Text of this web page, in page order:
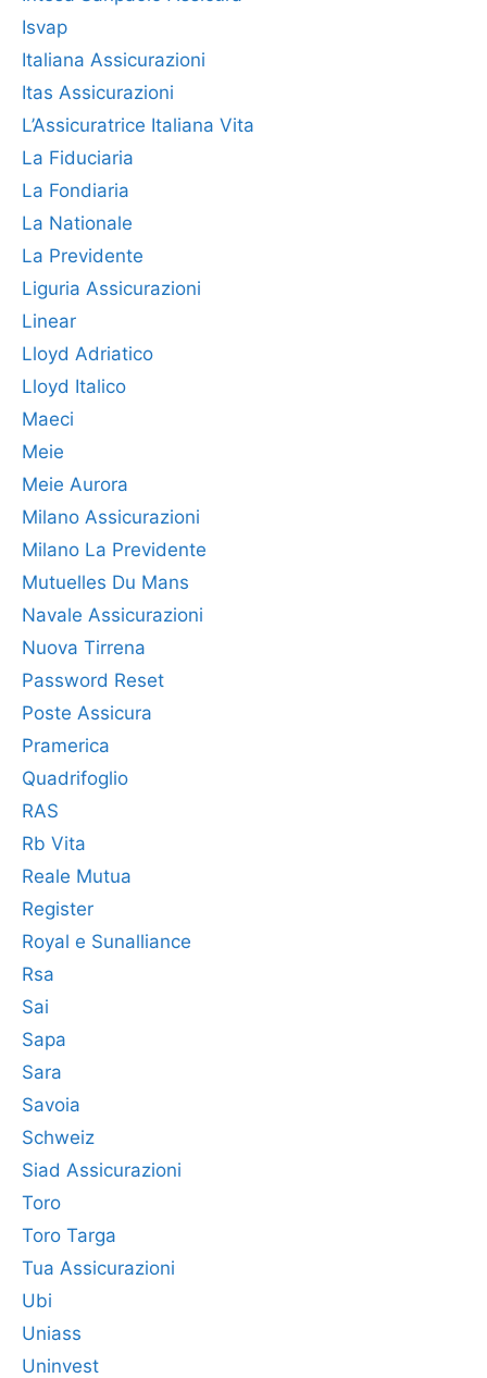
Isvap
Italiana Assicurazioni
Itas Assicurazioni
L’Assicuratrice Italiana Vita
La Fiduciaria
La Fondiaria
La Nationale
La Previdente
Liguria Assicurazioni
Linear
Lloyd Adriatico
Lloyd Italico
Maeci
Meie
Meie Aurora
Milano Assicurazioni
Milano La Previdente
Mutuelles Du Mans
Navale Assicurazioni
Nuova Tirrena
Password Reset
Poste Assicura
Pramerica
Quadrifoglio
RAS
Rb Vita
Reale Mutua
Register
Royal e Sunalliance
Rsa
Sai
Sapa
Sara
Savoia
Schweiz
Siad Assicurazioni
Toro
Toro Targa
Tua Assicurazioni
Ubi
Uniass
Uninvest